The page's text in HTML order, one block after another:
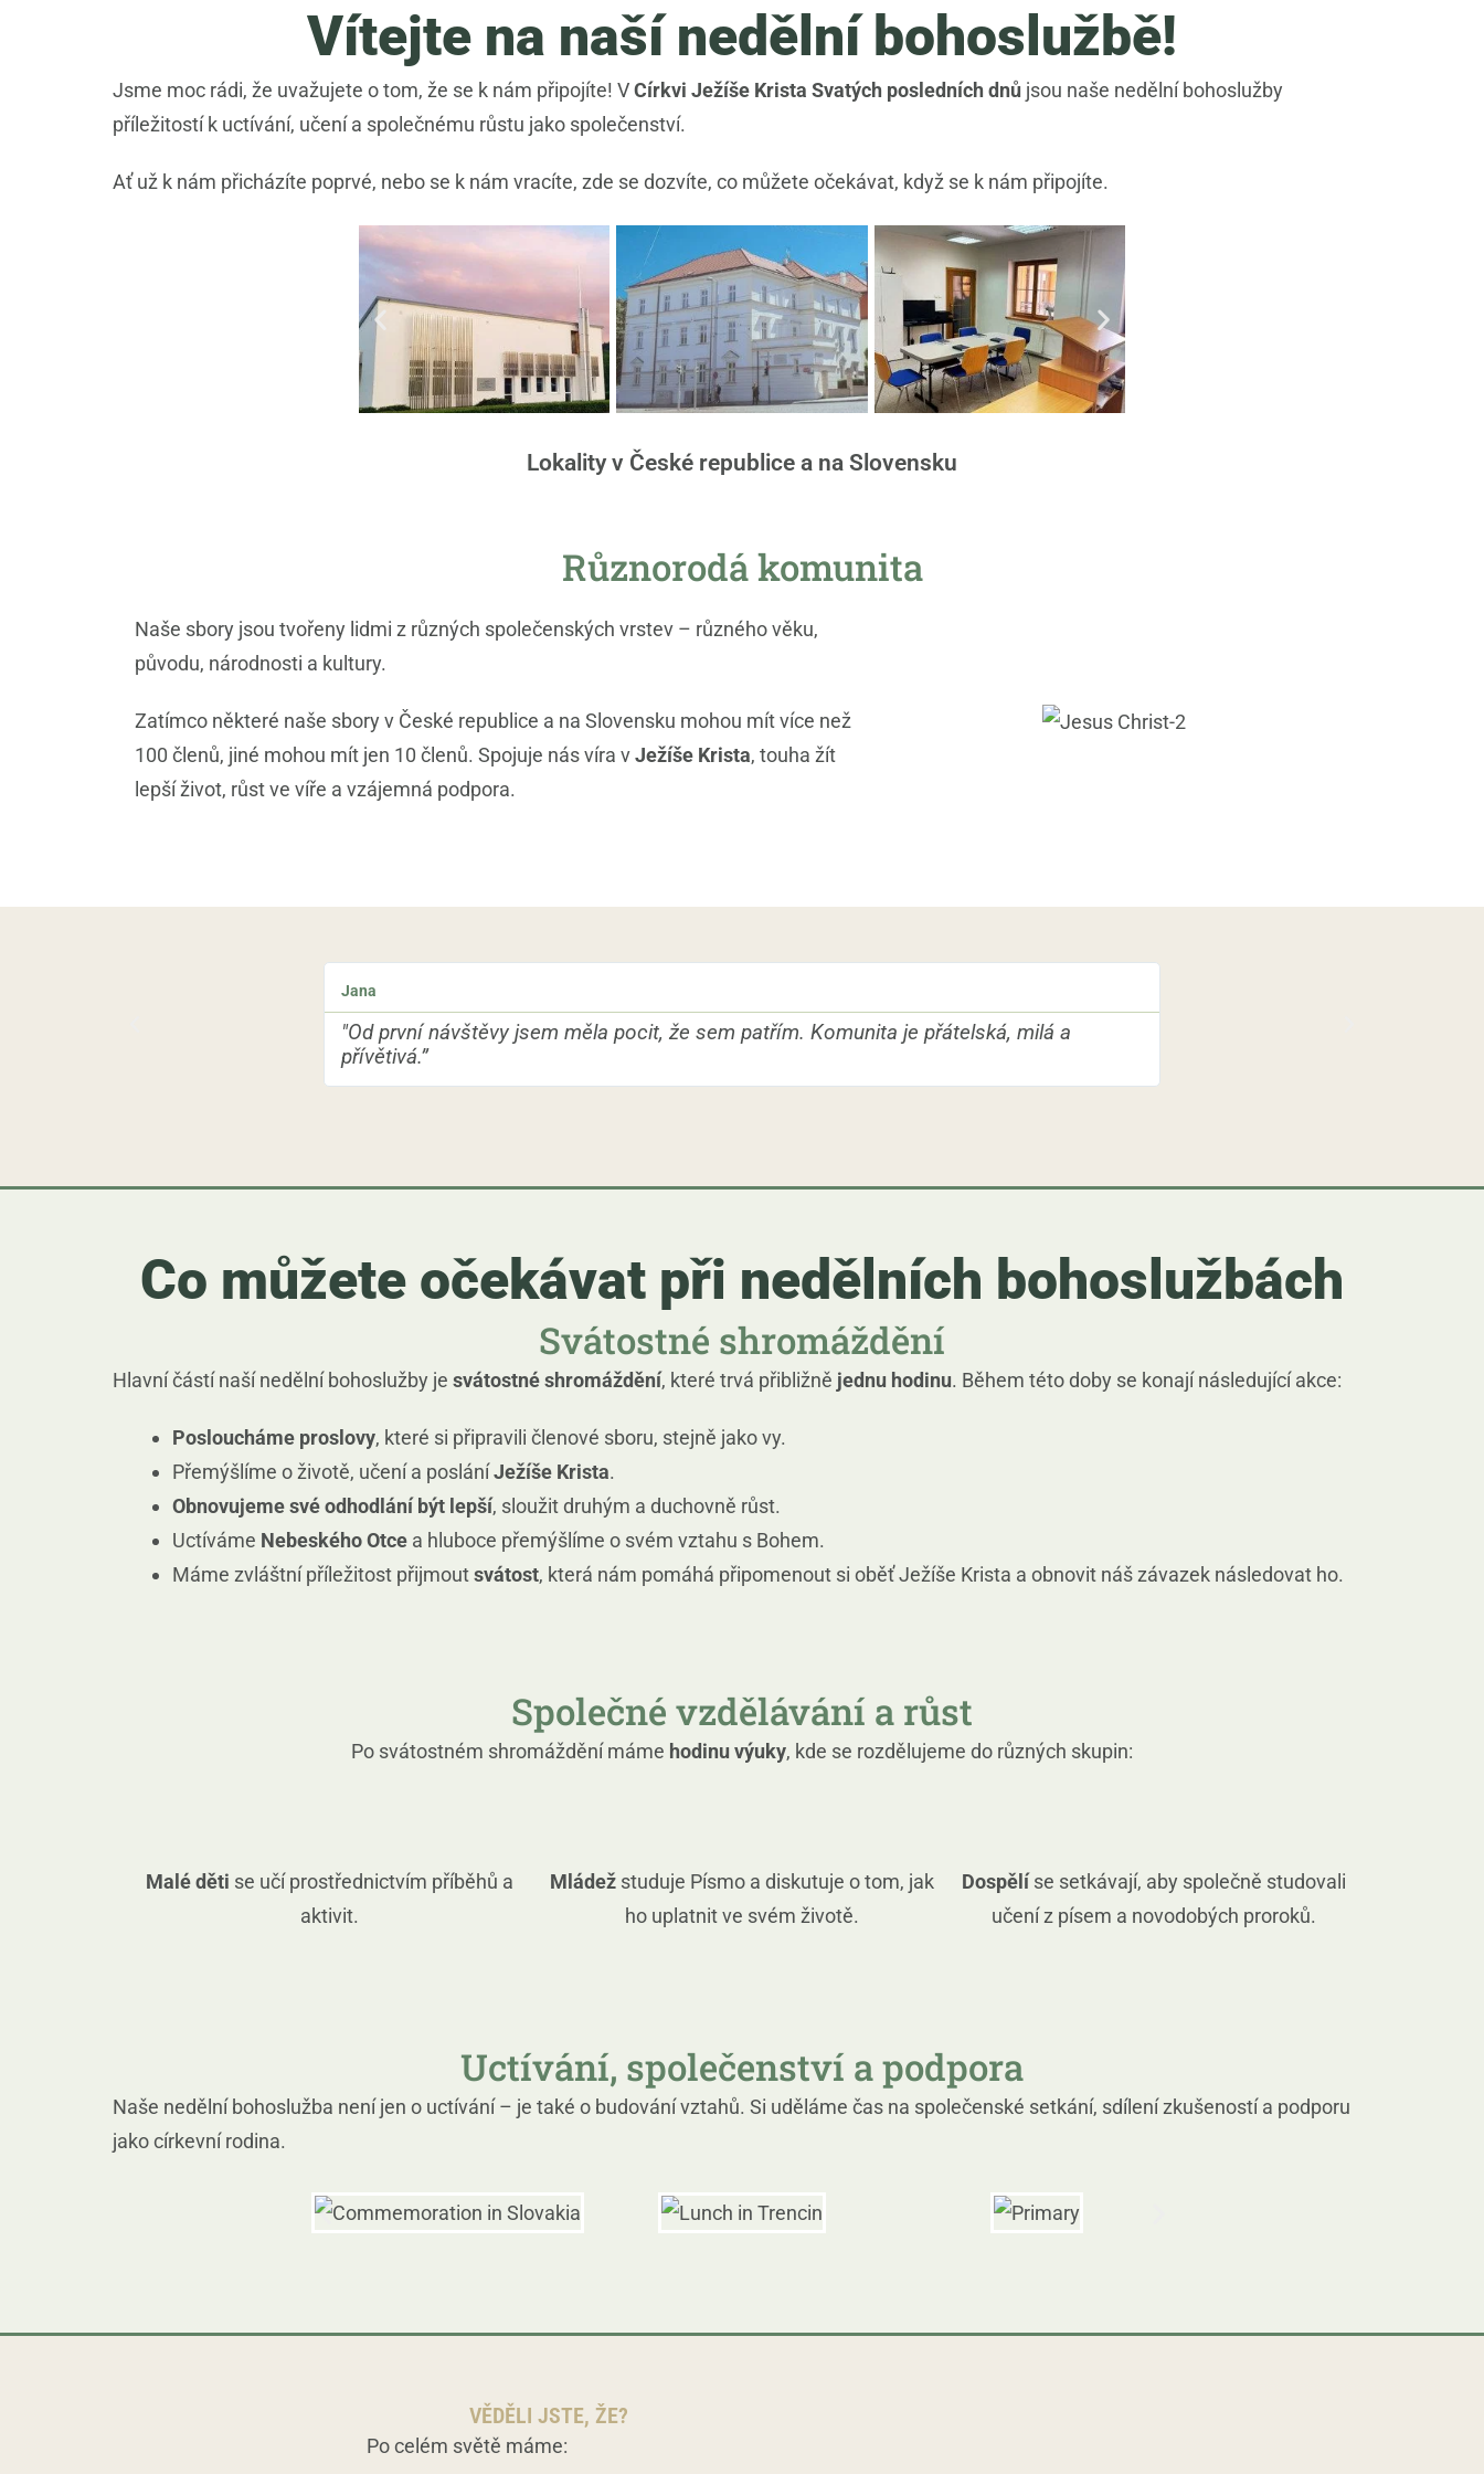
Vítejte na naší nedělní bohoslužbě!
Jsme moc rádi, že uvažujete o tom, že se k nám připojíte! VCírkvi Ježíše Krista Svatých posledních dnů jsou naše nedělní bohoslužby
příležitostí k uctívání, učení a společnému růstu jako společenství.
Ať už k nám přicházíte poprvé, nebo se k nám vracíte, zde se dozvíte, co můžete očekávat, když se k nám připojíte.
Lokality v České republice a na Slovensku
Různorodá komunita
Naše sbory jsou tvořeny lidmi z různých společenských vrstev – různého věku,
původu, národnosti a kultury.
Zatímco některé naše sbory v České republice a na Slovensku mohou mít více než
100 členů, jiné mohou mít jen 10 členů. Spojuje nás víra vJežíše Krista, touha žít
lepší život, růst ve víře a vzájemná podpora.
Jana
"Od první návštěvy jsem měla pocit, že sem patřím. Komunita je přátelská, milá a
přívětivá.”
Co můžete očekávat při nedělních bohoslužbách
Svátostné shromáždění
Hlavní částí naší nedělní bohoslužby je svátostné shromáždění, které trvá přibližně jednu hodinu. Během této doby se konají následující akce:
Posloucháme proslovy, které si připravili členové sboru, stejně jako vy.
Přemýšlíme o životě, učení a posláníJežíše Krista.
Obnovujeme své odhodlání být lepší, sloužit druhým a duchovně růst.
Uctíváme Nebeského Otce a hluboce přemýšlíme o svém vztahu s Bohem.
Máme zvláštní příležitost přijmoutsvátost, která nám pomáhá připomenout si oběť Ježíše Krista a obnovit náš závazek následovat ho.
Společné vzdělávání a růst
Po svátostném shromáždění máme hodinu výuky, kde se rozdělujeme do různých skupin:
Malé děti se učí prostřednictvím příběhů a
aktivit.
Mládežstuduje Písmo a diskutuje o tom, jak
ho uplatnit ve svém životě.
Dospělí se setkávají, aby společně studovali
učení z písem a novodobých proroků.
Uctívání, společenství a podpora
Naše nedělní bohoslužba není jen o uctívání – je také o budování vztahů. Si uděláme čas na společenské setkání, sdílení zkušeností a podporu
jako církevní rodina.
VĚDĚLI JSTE, ŽE?
Po celém světě máme: